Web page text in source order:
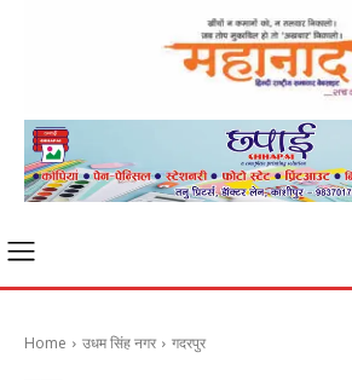
Home उधम सिंह नगर गदरपुर